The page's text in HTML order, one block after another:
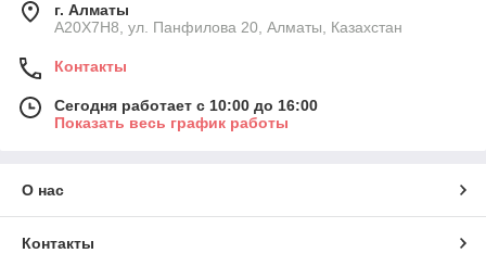
г. Алматы
A20X7H8, ул. Панфилова 20, Алматы, Казахстан
Контакты
Сегодня работает с 10:00 до 16:00
Показать весь график работы
О нас
Контакты